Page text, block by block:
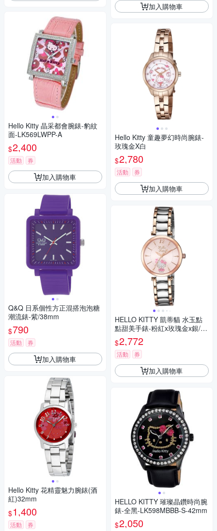
Hello Kitty 晶采都會腕錶-豹紋
面-LK569LWPP-A
$2,400
活動 券
加入購物車
Q&Q 日系個性方正混搭泡泡糖
潮流錶-紫/38mm
$790
活動 券
加入購物車
Hello Kitty 花精靈魅力腕錶(酒
紅)32mm
$1,400
活動 券
加入購物車
Hello Kitty 童趣夢幻時尚腕錶-
玫瑰金X白
$2,780
活動 券
加入購物車
HELLO KITTY 凱蒂貓 水玉點
點甜美手錶-粉紅x玫瑰金x銀/32
mm
$2,772
活動 券
加入購物車
HELLO KITTY 璀璨晶鑽時尚腕
錶-全黑-LK598MBBB-S-42mm
$2,050